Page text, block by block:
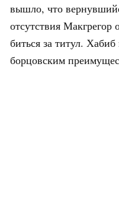
вышло, что
отсутствия Макгрегор
биться за титул. Хабиб
борцовским